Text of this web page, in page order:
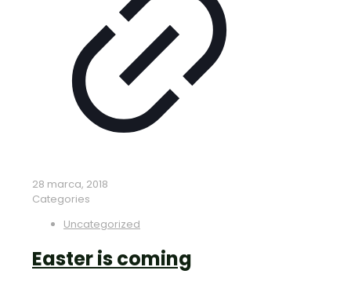
28 marca, 2018
Categories
Uncategorized
Easter is coming